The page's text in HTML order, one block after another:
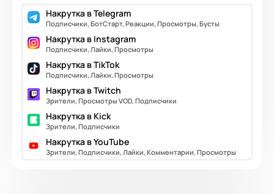
Накрутка в Telegram
Подписчики, БотСтарт, Реакции, Просмотры, Бусты
Накрутка в Instagram
Подписчики, Лайки, Просмотры
Накрутка в TikTok
Подписчики, Лайки, Просмотры
Накрутка в Twitch
Зрители, Просмотры VOD, Подписчики
Накрутка в Kick
Зрители, Подписчики
Накрутка в YouTube
Зрители, Подписчики, Лайки, Комментарии, Просмотры